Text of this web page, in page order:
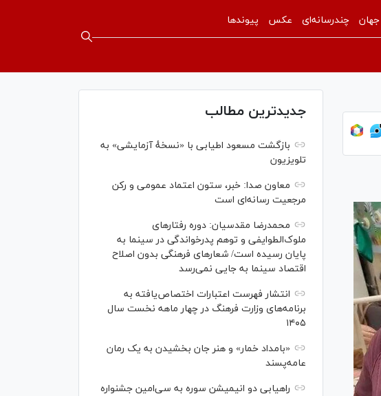
جهان چندرسانه‌ای عکس پیوندها
جدیدترین مطالب
بازگشت مسعود اطیابی با «نسخهٔ آزمایشی» به
تلویزیون
معاون صدا: خبر، ستون اعتماد عمومی و رکن
مرجعیت رسانه‌ای است
محمدرضا مقدسیان: دوره رفتارهای
ملوک‌الطوایفی و توهم پدرخواندگی در سینما به
پایان رسیده است/ شعارهای فرهنگی بدون اصلاح
اقتصاد سینما به جایی نمی‌رسد
انتشار فهرست اعتبارات اختصاص‌یافته به
برنامه‌های وزارت فرهنگ در چهار ماهه نخست سال
۱۴۰۵
«بامداد خمار» و هنر جان بخشیدن به یک رمان
عامه‌پسند
راهیابی دو انیمیشن سوره به سی‌امین جشنواره